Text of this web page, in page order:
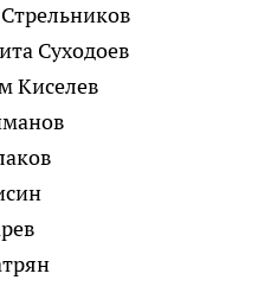
Суходоев
Киселев